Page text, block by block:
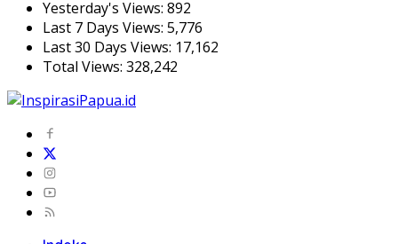
Yesterday's Views: 892
Last 7 Days Views: 5,776
Last 30 Days Views: 17,162
Total Views: 328,242